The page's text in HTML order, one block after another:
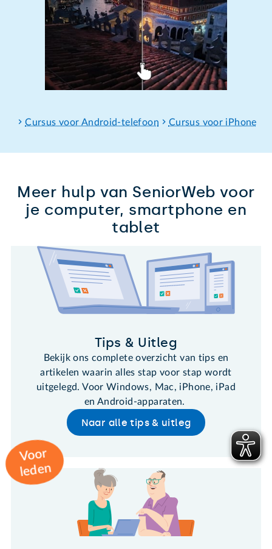
Cursus voor Android-telefoon Cursus voor iPhone
Meer hulp van SeniorWeb voor
je computer, smartphone en
tablet
Tips & Uitleg
Bekijk ons complete overzicht van tips en
artikelen waarin alles stap voor stap wordt
uitgelegd. Voor Windows, Mac, iPhone, iPad
en Android-apparaten.
Naar alle tips & uitleg
Voor
leden